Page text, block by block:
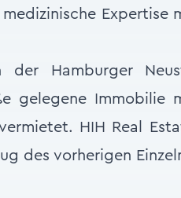
Expertise
Hamburger
gelegene Immobilie
HIH Real
des vorherigen